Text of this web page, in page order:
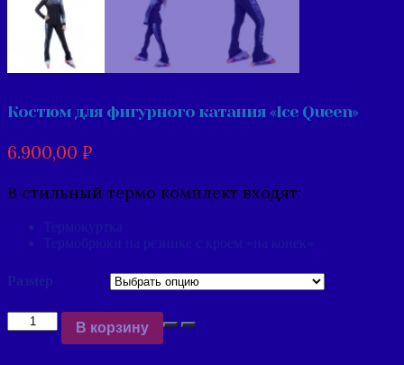
Костюм для фигурного катания «Ice Queen»
6.900,00 ₽
В стильный термо комплект входят:
Термокуртка
Термобрюки на резинке с кроем «на конек»
Размер
Количество
Костюм
В корзину